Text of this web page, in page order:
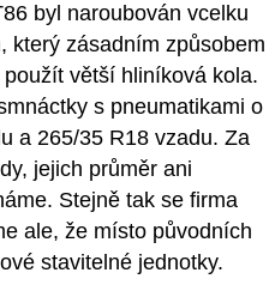
byl naroubován vcelku
který zásadním způsobem
větší hliníková kola.
s pneumatikami o
a 265/35 R18 vzadu. Za
jejich průměr ani
Stejně tak se firma
ale, že místo původních
stavitelné jednotky.